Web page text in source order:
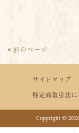
« 前のページ
サイトマップ
特定商取引法
Copyright ©